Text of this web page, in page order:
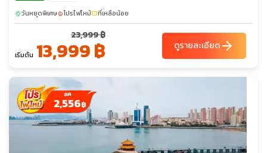
sunnyวันหยุดพิเศษlocal_fire_departmentโปรไฟไหม้confirmation_numberที่เหลือน้อย
เริ่มต้น
23,999 ฿
13,999 ฿ ดูรายละเอียดarrow_forward
2,556฿